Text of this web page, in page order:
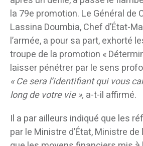
la 79e promotion. Le Général de
Lassina Doumbia, Chef d’État-
l’armée, a pour sa part, exhorté
troupe de la promotion «
laisser pénétrer par le sens
« Ce sera l’identifiant qui vous
long de votre vie », a-t-il affirmé.
Il a par ailleurs indiqué que les
par le Ministre d’État, Ministre